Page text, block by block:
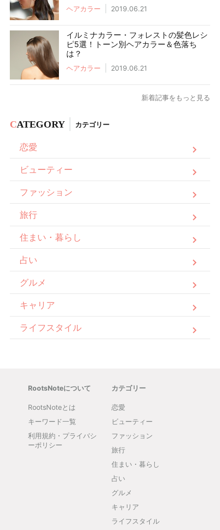
ヘアカラー 2019.06.21
イルミナカラー・フォレストの髪色レシ
ピ5選！トーン別ヘアカラー＆色落ち
は？
ヘアカラー 2019.06.21
新着記事をもっと見る
CATEGORY カテゴリー
恋愛
ビューティー
ファッション
旅行
住まい・暮らし
占い
グルメ
キャリア
ライフスタイル
RootsNoteについて
RootsNoteとは
キーワード一覧
利用規約・プライバシ
ーポリシー
カテゴリー
恋愛
ビューティー
ファッション
旅行
住まい・暮らし
占い
グルメ
キャリア
ライフスタイル